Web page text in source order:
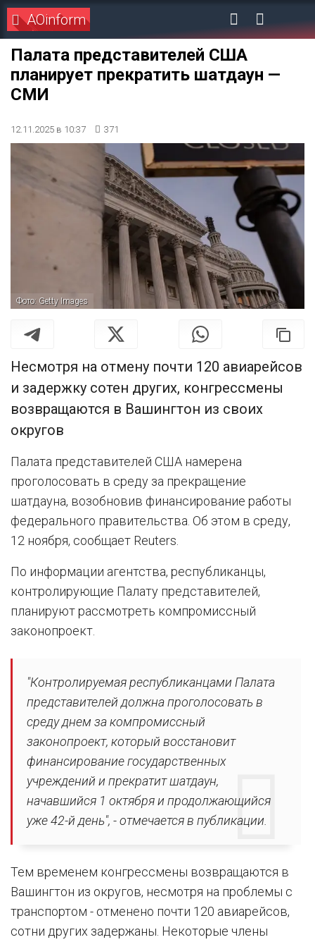
AOinform
Палата представителей США
планирует прекратить шатдаун —
СМИ
12.11.2025 в 10:37 371
Фото: Getty Images
Несмотря на отмену почти 120 авиарейсов
и задержку сотен других, конгрессмены
возвращаются в Вашингтон из своих
округов
Палата представителей США намерена
проголосовать в среду за прекращение
шатдауна, возобновив финансирование работы
федерального правительства. Об этом в среду,
12 ноября, сообщает Reuters.
По информации агентства, республиканцы,
контролирующие Палату представителей,
планируют рассмотреть компромиссный
законопроект.
"Контролируемая республиканцами Палата
представителей должна проголосовать в
среду днем за компромиссный
законопроект, который восстановит
финансирование государственных
учреждений и прекратит шатдаун,
начавшийся 1 октября и продолжающийся
уже 42-й день", - отмечается в публикации.
Тем временем конгрессмены возвращаются в
Вашингтон из округов, несмотря на проблемы с
транспортом - отменено почти 120 авиарейсов,
сотни других задержаны. Некоторые члены